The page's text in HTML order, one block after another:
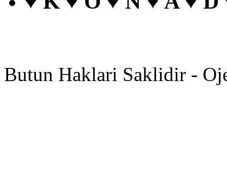
Butun Haklari Saklidir -